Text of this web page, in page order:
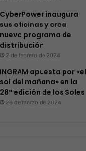
CyberPower inaugura
sus oficinas y crea
nuevo programa de
distribución
2 de febrero de 2024
INGRAM apuesta por «el
sol del mañana» en la
28ª edición de los Soles
26 de marzo de 2024